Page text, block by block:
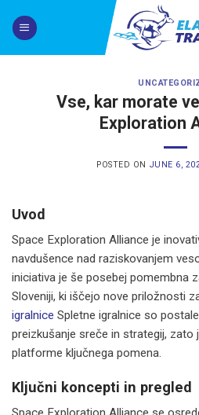
Vse, kar morate
Exploration
POSTED ON JUNE 6,
Uvod
Space Exploration Alliance je
navdušence nad raziskovanjem
iniciativa je še posebej pomembna
Sloveniji, ki iščejo nove priložnosti
igralnice Spletne igralnice so
preizkušanje sreče in strategij, zato
platforme ključnega pomena.
Ključni koncepti in pregled